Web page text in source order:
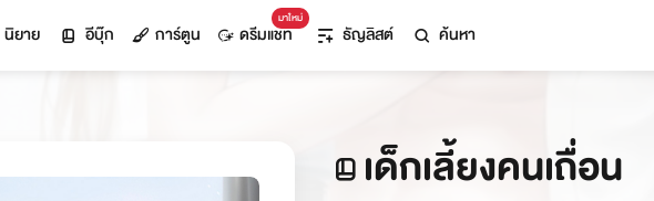
นิยาย อีบุ๊ก การ์ตูน
มาใหม่
ดรีมแชท ธัญลิสต์ ค้นหา
เด็กเลี้ยงคนเถื่อน